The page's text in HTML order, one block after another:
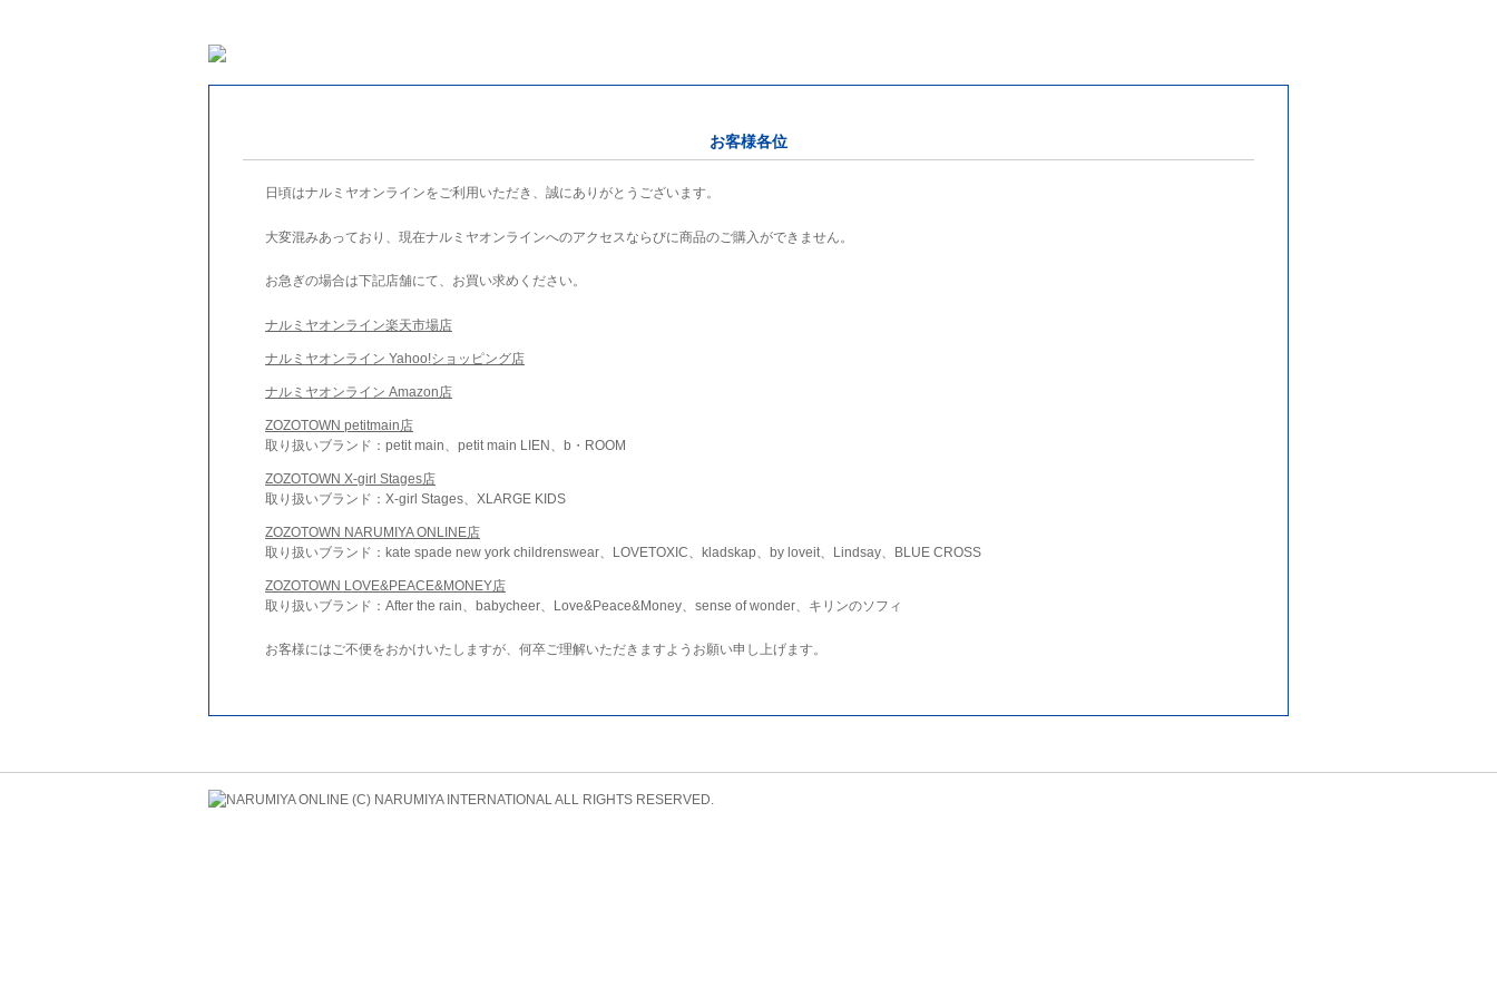
お客様各位
日頃はナルミヤオンラインをご利用いただき、誠にありがとうございます。
大変混みあっており、現在ナルミヤオンラインへのアクセスならびに商品のご購入ができません。
お急ぎの場合は下記店舗にて、お買い求めください。
ナルミヤオンライン楽天市場店
ナルミヤオンライン Yahoo!ショッピング店
ナルミヤオンライン Amazon店
ZOZOTOWN petitmain店
取り扱いブランド：petit main、petit main LIEN、b・ROOM
ZOZOTOWN X-girl Stages店
取り扱いブランド：X-girl Stages、XLARGE KIDS
ZOZOTOWN NARUMIYA ONLINE店
取り扱いブランド：kate spade new york childrenswear、LOVETOXIC、kladskap、by loveit、Lindsay、BLUE CROSS
ZOZOTOWN LOVE&PEACE&MONEY店
取り扱いブランド：After the rain、babycheer、Love&Peace&Money、sense of wonder、キリンのソフィ
お客様にはご不便をおかけいたしますが、何卒ご理解いただきますようお願い申し上げます。